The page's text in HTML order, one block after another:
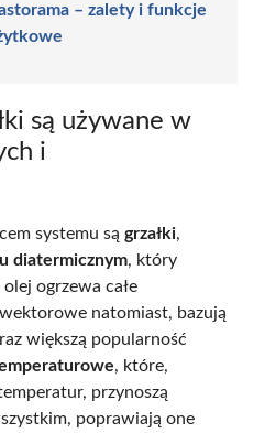
– zalety i funkcje
są używane w
i
systemu są grzałki,
diatermicznym, który
ogrzewa całe
natomiast, bazują
większą popularność
, które,
przynoszą
poprawiają one